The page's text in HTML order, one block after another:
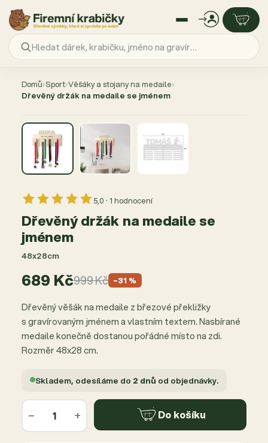
obsah
Domů›Sport›Věšáky a stojany na medaile›
Dřevěný držák na medaile se jménem
AKCE −31 %
5,0 · 1 hodnocení
Dřevěný držák na medaile se
jménem
48x28cm
689 Kč999 Kč −31 %
Dřevěný věšák na medaile z březové překližky
s gravírovaným jménem a vlastním textem. Nasbírané
medaile konečně dostanou pořádné místo na zdi.
Rozměr 48x28 cm.
Skladem, odesíláme do 2 dnů od objednávky.
− + Do košíku